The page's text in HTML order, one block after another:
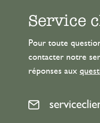
Service
Pour toute
contacter notre
réponses aux